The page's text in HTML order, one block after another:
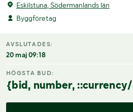
Eskilstuna, Södermanlands län
Byggföretag
AVSLUTADES:
20 maj 09:18
HÖGSTA BUD:
{bid, number,